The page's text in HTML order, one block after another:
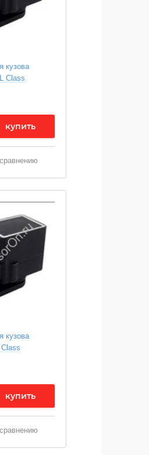
кузова
Class
купить
кузова
купить